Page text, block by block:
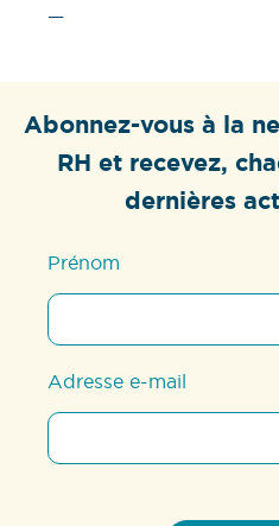
—
Abonnez-vous à la
RH et recevez,
dernières
Prénom
Adresse e-mail